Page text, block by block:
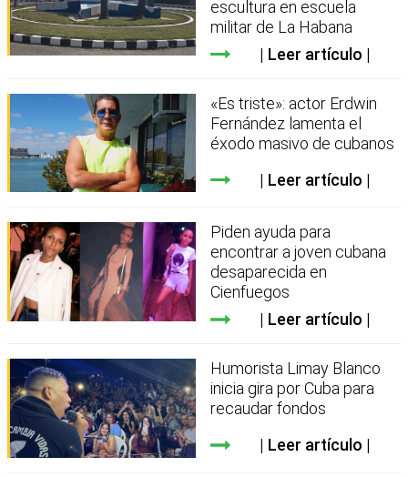
escultura en escuela
militar de La Habana
Leer artículo
«Es triste»: actor Erdwin
Fernández lamenta el
éxodo masivo de cubanos
Leer artículo
Piden ayuda para
encontrar a joven cubana
desaparecida en
Cienfuegos
Leer artículo
Humorista Limay Blanco
inicia gira por Cuba para
recaudar fondos
Leer artículo